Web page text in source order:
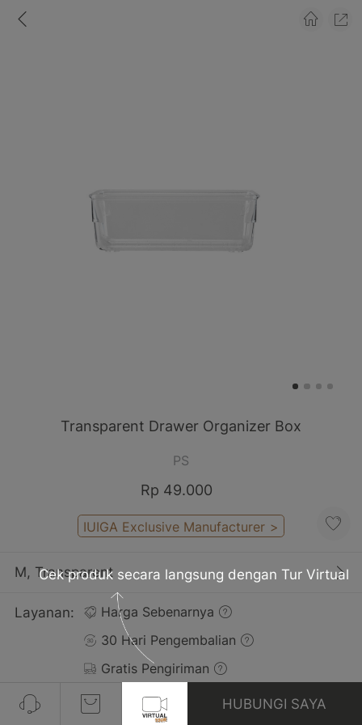
Transparent Drawer Organizer Box
PS
Rp 49.000
IUIGA Exclusive Manufacturer >
M, Transparent
Layanan:
Harga Sebenarnya
30 Hari Pengembalian
Gratis Pengiriman
Ulasan(1)
HUBUNGI SAYA
Cek produk secara langsung dengan Tur Virtual